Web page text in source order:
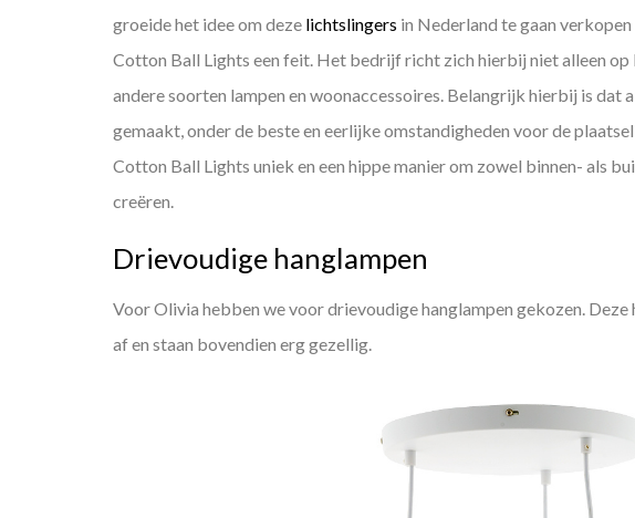
groeide het idee om deze lichtslingers in Nederland te gaan
Cotton Ball Lights een feit. Het bedrijf richt zich hierbij niet alleen
andere soorten lampen en woonaccessoires. Belangrijk hierbij is
gemaakt, onder de beste en eerlijke omstandigheden voor de
Cotton Ball Lights uniek en een hippe manier om zowel binnen- als
creëren.
Drievoudige hanglampen
Voor Olivia hebben we voor drievoudige hanglampen gekozen.
af en staan bovendien erg gezellig.